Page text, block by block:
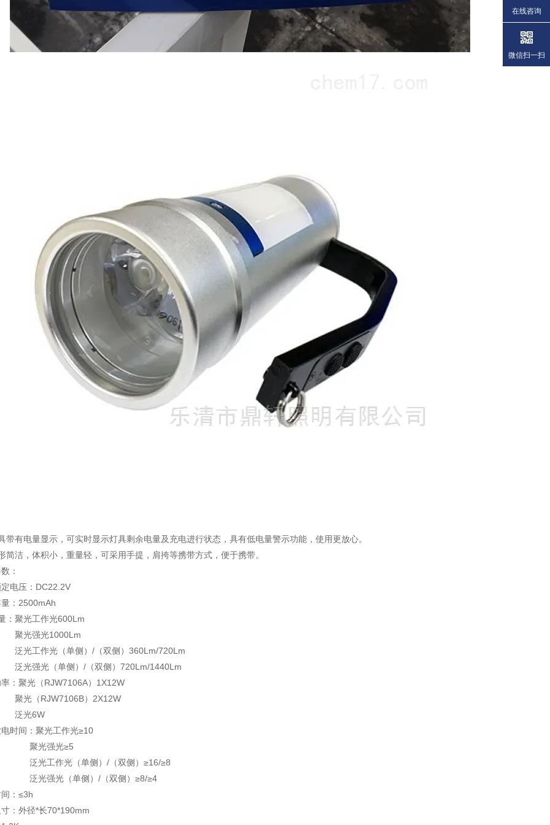
带有电量显示，可实时显示灯具剩余电量及充电进行状态，具有低电量警示功能，使用更放心。
简洁，体积小，重量轻，可采用手提，肩挎等携带方式，便于携带。
：
电压：DC22.2V
：2500mAh
：聚光工作光600Lm
强光1000Lm
作光（单侧）/（双侧）360Lm/720Lm
光（单侧）/（双侧）720Lm/1440Lm
：聚光（RJW7106A）1X12W
RJW7106B）2X12W
6W
时间：聚光工作光≥10
强光≥5
作光（单侧）/（双侧）≥16/≥8
光（单侧）/（双侧）≥8/≥4
：≤3h
：外径*长70*190mm
在线咨询
微信扫一扫